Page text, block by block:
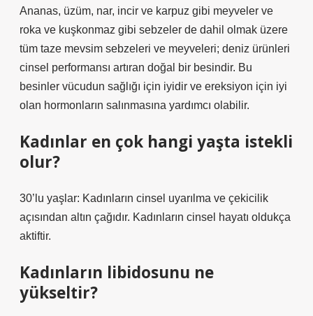
Ananas, üzüm, nar, incir ve karpuz gibi meyveler ve
roka ve kuşkonmaz gibi sebzeler de dahil olmak üzere
tüm taze mevsim sebzeleri ve meyveleri; deniz ürünleri
cinsel performansı artıran doğal bir besindir. Bu
besinler vücudun sağlığı için iyidir ve ereksiyon için iyi
olan hormonların salınmasına yardımcı olabilir.
Kadınlar en çok hangi yaşta istekli
olur?
30’lu yaşlar: Kadınların cinsel uyarılma ve çekicilik
açısından altın çağıdır. Kadınların cinsel hayatı oldukça
aktiftir.
Kadınların libidosunu ne
yükseltir?